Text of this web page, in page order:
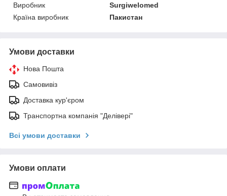
Виробник
Surgiwelomed
Країна виробник
Пакистан
Умови доставки
Нова Пошта
Самовивіз
Доставка кур'єром
Транспортна компанія "Делівері"
Всі умови доставки
Умови оплати